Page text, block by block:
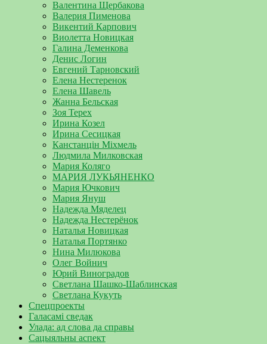
Валентина Щербакова
Валерия Пименова
Викентий Карпович
Виолетта Новицкая
Галина Деменкова
Денис Логин
Евгений Тарновский
Елена Нестеренок
Елена Шавель
Жанна Бельская
Зоя Терех
Ирина Козел
Ирина Сесицкая
Канстанцін Міхмель
Людмила Милковская
Мария Коляго
МАРИЯ ЛУКЬЯНЕНКО
Мария Ючкович
Мария Януш
Надежда Мяделец
Надежда Нестерёнок
Наталья Новицкая
Наталья Портянко
Нина Милюкова
Олег Войнич
Юрий Виноградов
Светлана Шашко-Шаблинская
Светлана Кукуть
Спецпроекты
Галасамі сведак
Улада: ад слова да справы
Сацыяльны аспект